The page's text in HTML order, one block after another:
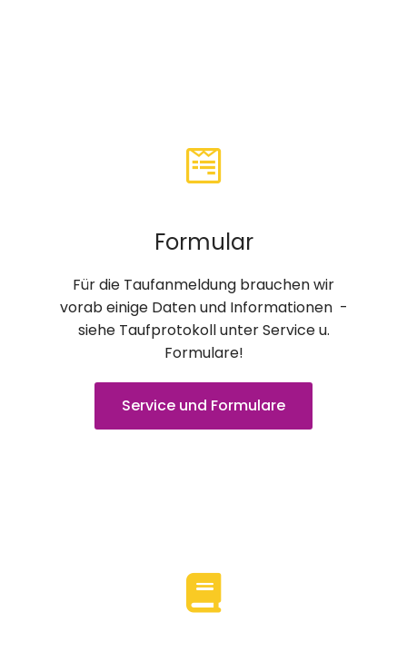
Formular
Für die Taufanmeldung brauchen wir
vorab einige Daten und Informationen -
siehe Taufprotokoll unter Service u.
Formulare!
Service und Formulare